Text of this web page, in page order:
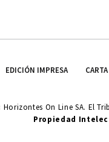
EDICIÓN IMPRESA
Horizontes On Line SA. El
Propiedad